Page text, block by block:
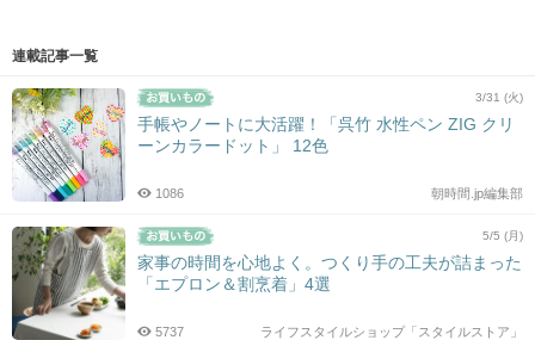
連載記事一覧
3/31 (火)
手帳やノートに大活躍！「呉竹 水性ペン ZIG クリ
ーンカラードット」 12色
朝時間.jp編集部
1086
5/5 (月)
家事の時間を心地よく。つくり手の工夫が詰まった
「エプロン＆割烹着」4選
ライフスタイルショップ「スタイルストア」
5737